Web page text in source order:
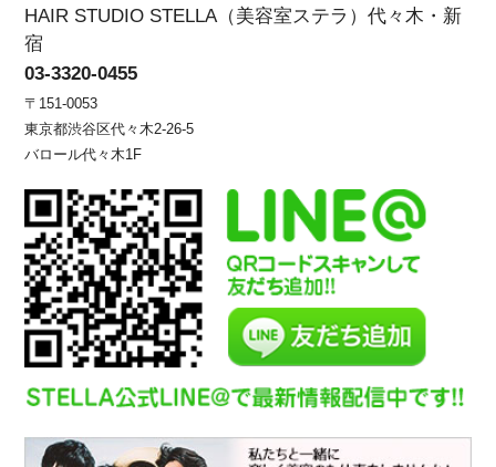
HAIR STUDIO STELLA（美容室ステラ）代々木・新
宿
03-3320-0455
〒151-0053
東京都渋谷区代々木2-26-5
バロール代々木1F